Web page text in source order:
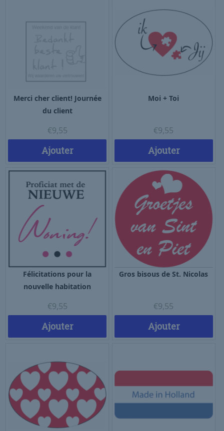
Merci cher client! Journée
du client
€9,55
Ajouter
Moi + Toi
€9,55
Ajouter
Félicitations pour la
nouvelle habitation
€9,55
Ajouter
Gros bisous de St. Nicolas
€9,55
Ajouter